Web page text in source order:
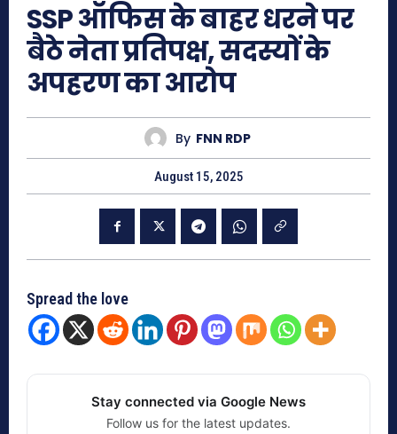
SSP ऑफिस के बाहर धरने पर
बैठे नेता प्रतिपक्ष, सदस्यों के
अपहरण का आरोप
By FNN RDP
August 15, 2025
Spread the love
Stay connected via Google News
Follow us for the latest updates.